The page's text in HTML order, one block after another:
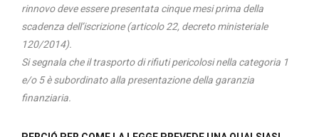
rinnovo deve essere presentata cinque mesi prima della
scadenza dell’iscrizione (articolo 22, decreto ministeriale
120/2014).
Si segnala che il trasporto di rifiuti pericolosi nella categoria 1
e/o 5 è subordinato alla presentazione della garanzia
finanziaria.